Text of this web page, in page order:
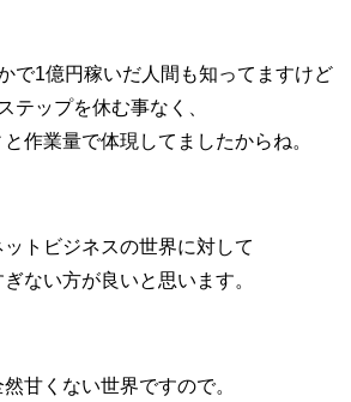
で1億円稼いだ人間も知ってますけど
テップを休む事なく、
作業量で体現してましたからね。
トビジネスの世界に対して
ない方が良いと思います。
甘くない世界ですので。